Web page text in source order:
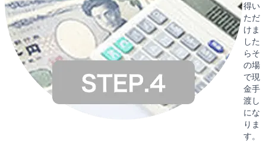
得い
ただ
けま
した
らそ
の場
で現
金手
渡し
にな
りま
す。